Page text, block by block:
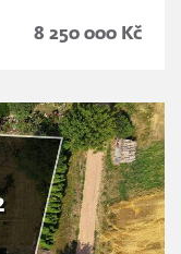
8 250 000 Kč